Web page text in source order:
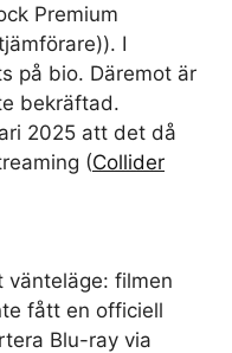
Premium
I
på bio. Däremot är
bekräftad.
2025 att det då
(Collider
vänteläge: filmen
fått en officiell
Blu-ray via